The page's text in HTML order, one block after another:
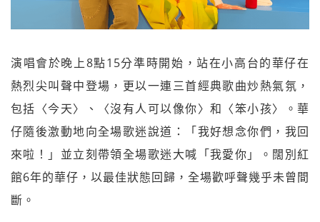
演唱會於晚上8點15分準時開始，站在小高台的華仔在
熱烈尖叫聲中登場，更以一連三首經典歌曲炒熱氣氛，
包括〈今天〉、〈沒有人可以像你〉和〈笨小孩〉。華
仔隨後激動地向全場歌迷說道：「我好想念你們，我回
來啦！」並立刻帶領全場歌迷大喊「我愛你」。闊別紅
館6年的華仔，以最佳狀態回歸，全場歡呼聲幾乎未曾間
斷。